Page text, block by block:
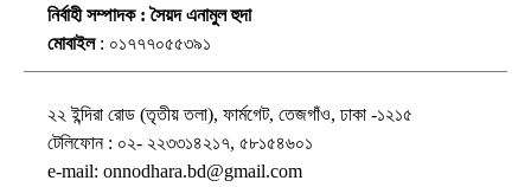
নির্বাহী সম্পাদক : সৈয়দ এনামুল হুদা
মোবাইল: ০১৭৭৭০৫৫৩৯১
২২ ইন্দিরা রোড (তৃতীয় তলা), ফার্মগেট, তেজগাঁও, ঢাকা -১২১৫
টেলিফোন : ০২- ২২৩৩১৪২১৭, ৫৮১৫৪৬০১
e-mail: onnodhara.bd@gmail.com